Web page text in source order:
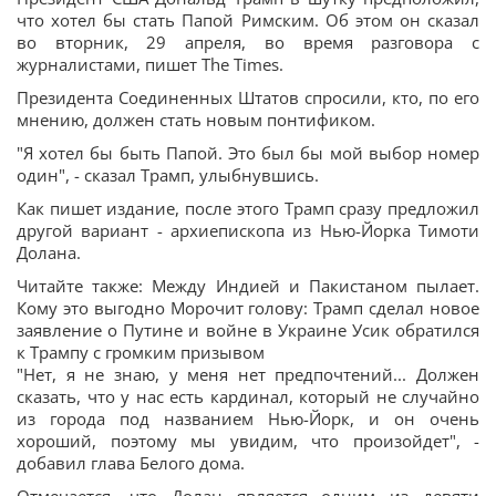
что хотел бы стать Папой Римским. Об этом он сказал
во вторник, 29 апреля, во время разговора с
журналистами, пишет The Times.
Президента Соединенных Штатов спросили, кто, по его
мнению, должен стать новым понтификом.
"Я хотел бы быть Папой. Это был бы мой выбор номер
один", - сказал Трамп, улыбнувшись.
Как пишет издание, после этого Трамп сразу предложил
другой вариант - архиепископа из Нью-Йорка Тимоти
Долана.
Читайте также: Между Индией и Пакистаном пылает.
Кому это выгодно Морочит голову: Трамп сделал новое
заявление о Путине и войне в Украине Усик обратился
к Трампу с громким призывом
"Нет, я не знаю, у меня нет предпочтений... Должен
сказать, что у нас есть кардинал, который не случайно
из города под названием Нью-Йорк, и он очень
хороший, поэтому мы увидим, что произойдет", -
добавил глава Белого дома.